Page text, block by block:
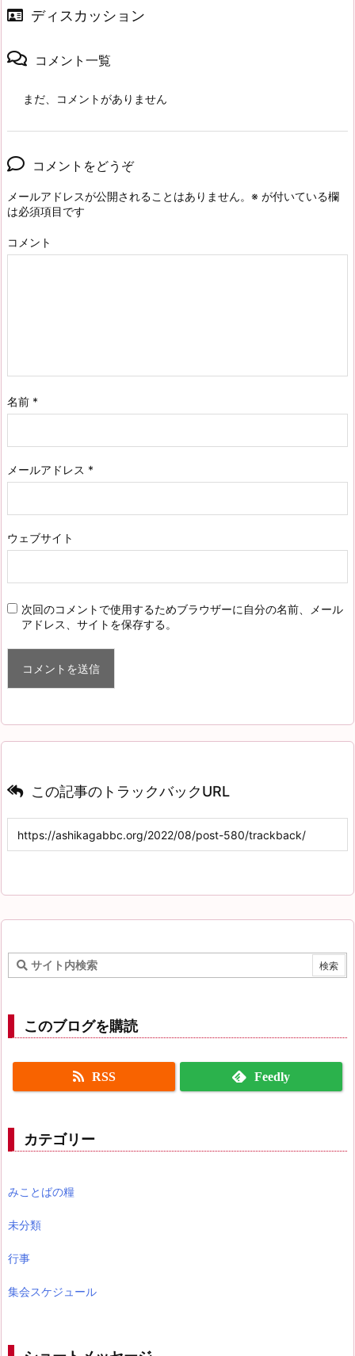
ディスカッション
コメント一覧
まだ、コメントがありません
コメントをどうぞ
メールアドレスが公開されることはありません。 ※ が付いている欄
は必須項目です
コメント
名前 *
メールアドレス *
ウェブサイト
次回のコメントで使用するためブラウザーに自分の名前、メール
アドレス、サイトを保存する。
この記事のトラックバックURL
このブログを購読
RSS Feedly
カテゴリー
みことばの糧
未分類
行事
集会スケジュール